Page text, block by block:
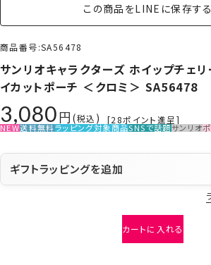
この商品をLINEに保存する
商品番号 SA56478
サンリオキャラクターズ ホイップチェ
イカットポーチ ＜クロミ＞ SA56478
3,080 税込 [28ポイント進呈]
NEW送料無料ラッピング対象商品SNSで話題サンリオ
ギフトラッピングを追加
カートに入れる